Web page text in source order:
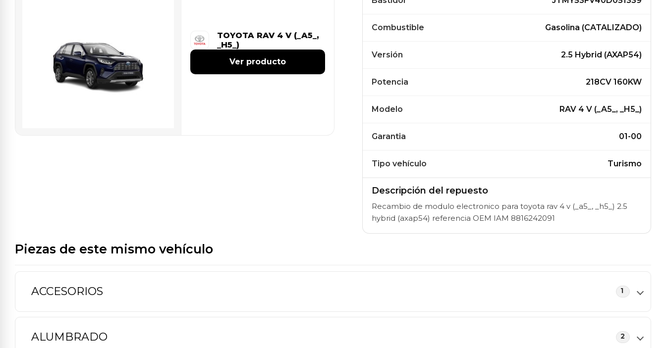
TOYOTA RAV 4 V (_A5_,
_H5_)
Ver producto
Combustible Gasolina (CATALIZADO)
Versión 2.5 Hybrid (AXAP54)
Potencia 218CV 160KW
Modelo RAV 4 V (_A5_, _H5_)
Garantia 01-00
Tipo vehículo Turismo
Descripción del repuesto
Recambio de modulo electronico para toyota rav 4 v (_a5_, _h5_) 2.5
hybrid (axap54) referencia OEM IAM 8816242091
Piezas de este mismo vehículo
ACCESORIOS 1
ALUMBRADO 2